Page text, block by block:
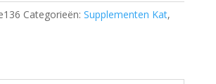
Categorieën: Supplementen Kat,